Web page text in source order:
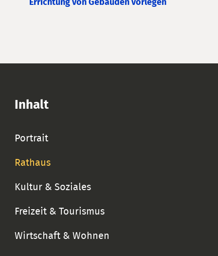
Errichtung von Gebäuden vorlegen
Inhalt
Portrait
Rathaus
Kultur & Soziales
Freizeit & Tourismus
Wirtschaft & Wohnen